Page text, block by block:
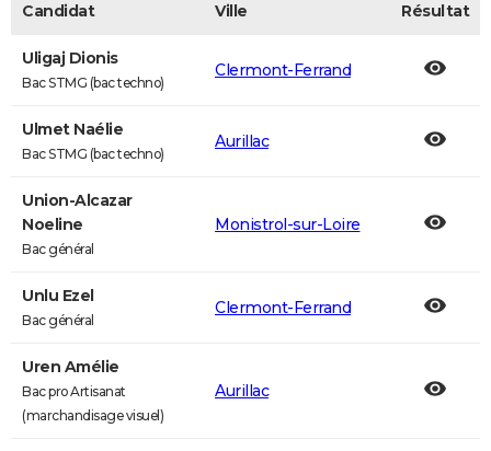
Candidat Ville Résultat
Uligaj Dionis
Bac STMG (bac techno)
Clermont-Ferrand
Ulmet Naélie
Bac STMG (bac techno)
Aurillac
Union-Alcazar
Noeline
Bac général
Monistrol-sur-Loire
Unlu Ezel
Bac général
Clermont-Ferrand
Uren Amélie
Bac pro Artisanat
(marchandisage visuel)
Aurillac